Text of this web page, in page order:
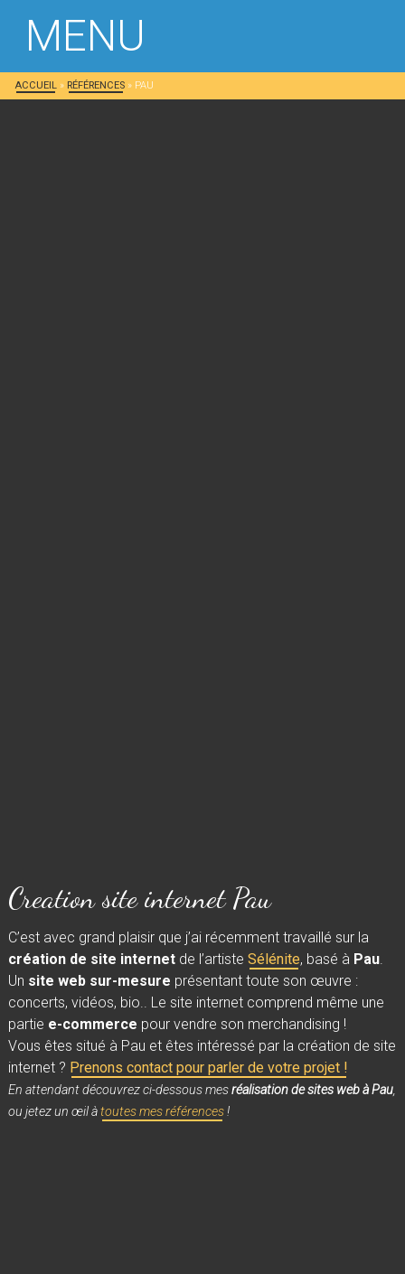
MENU
ACCUEIL » RÉFÉRENCES » PAU
Creation site internet Pau
C’est avec grand plaisir que j’ai récemment travaillé sur la
création de site internetde l’artiste Sélénite, basé à Pau.
Un site web sur-mesure présentant toute son œuvre :
concerts, vidéos, bio.. Le site internet comprend même une
partie e-commerce pour vendre son merchandising !
Vous êtes situé à Pau et êtes intéressé par la création de site
internet ? Prenons contact pour parler de votre projet !
En attendant découvrez ci-dessous mesréalisation de sites web à Pau,
ou jetez un œil àtoutes mes références!